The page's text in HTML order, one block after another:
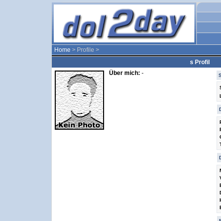
Home > Profile >
s Profil
Über mich: -